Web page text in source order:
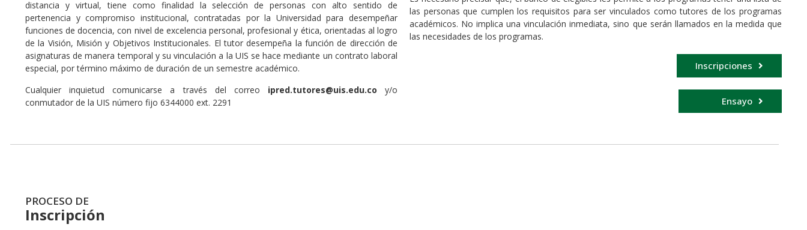
distancia y virtual, tiene como finalidad la selección de personas con alto sentido de
pertenencia y compromiso institucional, contratadas por la Universidad para desempeñar
funciones de docencia, con nivel de excelencia personal, profesional y ética, orientadas al logro
de la Visión, Misión y Objetivos Institucionales. El tutor desempeña la función de dirección de
asignaturas de manera temporal y su vinculación a la UIS se hace mediante un contrato laboral
especial, por término máximo de duración de un semestre académico.
Cualquier inquietud comunicarse a través del correo ipred.tutores@uis.edu.co y/o
conmutador de la UIS número fijo 6344000 ext. 2291
las personas que cumplen los requisitos para ser vinculados como tutores de los programas
académicos. No implica una vinculación inmediata, sino que serán llamados en la medida que
las necesidades de los programas.
Inscripciones
Ensayo
PROCESO DE
Inscripción